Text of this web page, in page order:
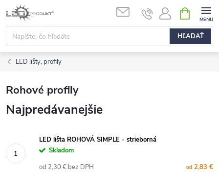
Prejsť
na
obsah
HĽADAŤ
KOŠÍK
LED lišty, profily
Rohové profily
Najpredávanejšie
LED lišta ROHOVÁ SIMPLE - strieborná
Skladom
od2,83 €
od 2,30 € bez DPH